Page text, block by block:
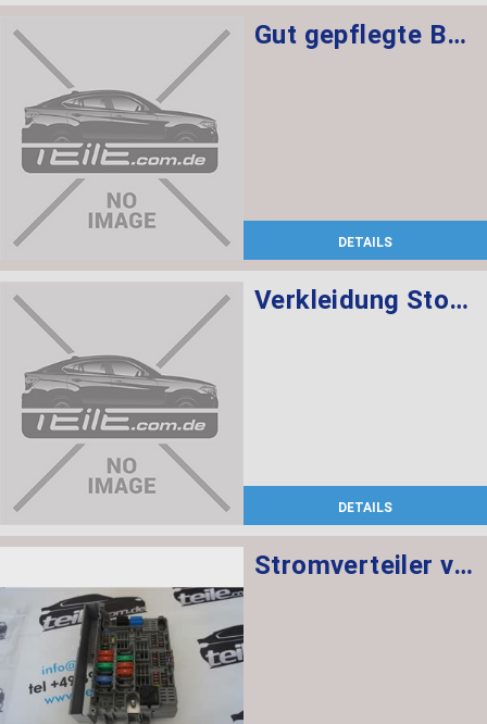
Gut gepflegte BMW 2er F22 Lederausstattung mit Sitzheizung, elekt. Sitzen + Memory für Fahrer
DETAILS
Verkleidung Stossfänger grundiert vorn BASIS
DETAILS
Stromverteiler vorne